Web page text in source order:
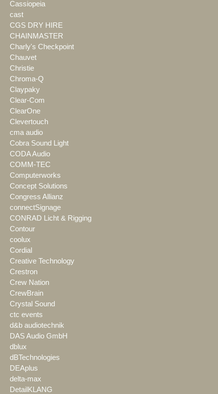
Cassiopeia
cast
CGS DRY HIRE
CHAINMASTER
Charly's Checkpoint
Chauvet
Christie
Chroma-Q
Claypaky
Clear-Com
ClearOne
Clevertouch
cma audio
Cobra Sound Light
CODA Audio
COMM-TEC
Computerworks
Concept Solutions
Congress Allianz
connectSignage
CONRAD Licht & Rigging
Contour
coolux
Cordial
Creative Technology
Crestron
Crew Nation
CrewBrain
Crystal Sound
ctc events
d&b audiotechnik
DAS Audio GmbH
dblux
dBTechnologies
DEAplus
delta-max
DetailKLANG